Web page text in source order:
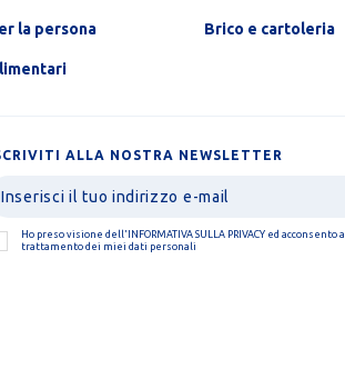
la persona Brico e cartoleria
ALLA NOSTRA NEWSLETTER
Ho preso visione dell' INFORMATIVA SULLA PRIVACY ed acconsento al
trattamento dei miei dati personali